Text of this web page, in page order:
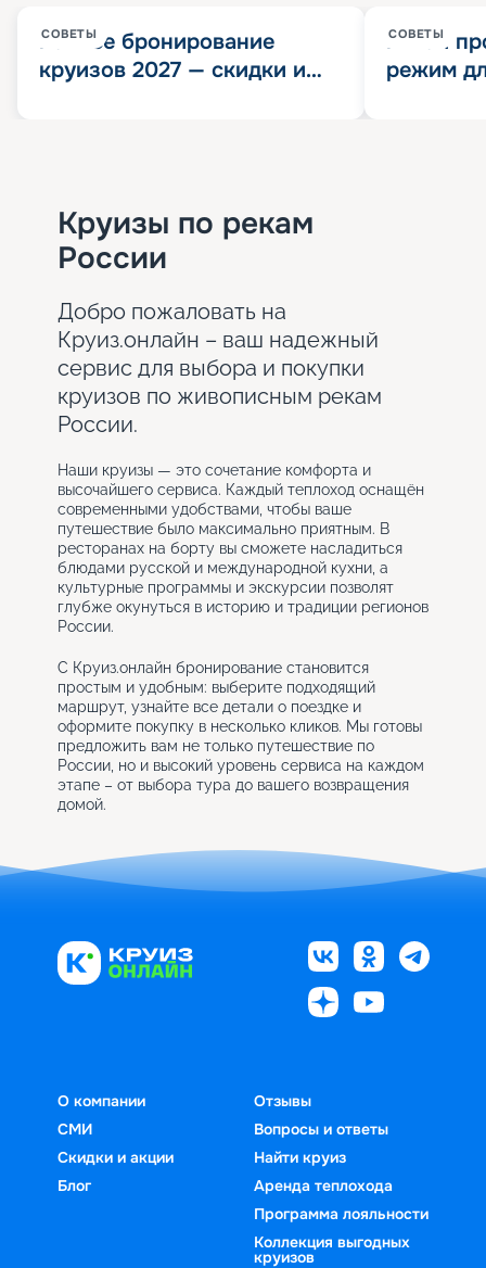
СОВЕТЫ
Раннее бронирование
круизов 2027 — скидки и
СОВЕТЫ
Китай
режим
Круизы по рекам
России
Добро пожаловать на
Круиз.онлайн – ваш надежный
сервис для выбора и покупки
круизов по живописным рекам
России.
Наши круизы — это сочетание комфорта и
высочайшего сервиса. Каждый теплоход оснащён
современными удобствами, чтобы ваше
путешествие было максимально приятным. В
ресторанах на борту вы сможете насладиться
блюдами русской и международной кухни, а
культурные программы и экскурсии позволят
глубже окунуться в историю и традиции регионов
России.
С Круиз.онлайн бронирование становится
простым и удобным: выберите подходящий
маршрут, узнайте все детали о поездке и
оформите покупку в несколько кликов. Мы готовы
предложить вам не только путешествие по
России, но и высокий уровень сервиса на каждом
этапе – от выбора тура до вашего возвращения
домой.
О компании
СМИ
Скидки и акции
Блог
Отзывы
Вопросы и ответы
Найти круиз
Аренда теплохода
Программа лояльности
Коллекция выгодных
круизов